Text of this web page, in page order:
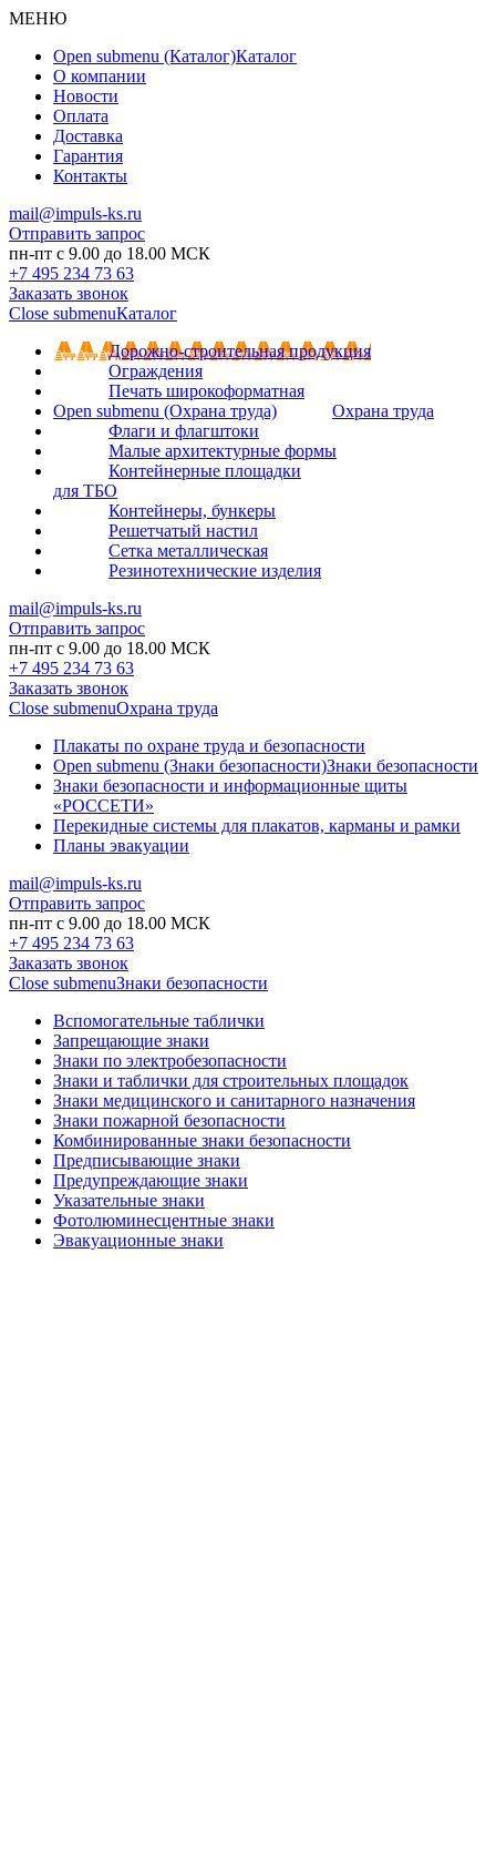
МЕНЮ
Open submenu (Каталог)Каталог
О компании
Новости
Оплата
Доставка
Гарантия
Контакты
mail@impuls-ks.ru
Отправить запрос
пн-пт с 9.00 до 18.00 МСК
+7 495 234 73 63
Заказать звонок
Close submenuКаталог
Дорожно-строительная продукция
Ограждения
Печать широкоформатная
Open submenu (Охрана труда)
Охрана труда
Флаги и флагштоки
Малые архитектурные формы
Контейнерные площадки
для ТБО
Контейнеры, бункеры
Решетчатый настил
Сетка металлическая
Резинотехнические изделия
mail@impuls-ks.ru
Отправить запрос
пн-пт с 9.00 до 18.00 МСК
+7 495 234 73 63
Заказать звонок
Close submenuОхрана труда
Плакаты по охране труда и безопасности
Open submenu (Знаки безопасности)Знаки безопасности
Знаки безопасности и информационные щиты
«РОССЕТИ»
Перекидные системы для плакатов, карманы и рамки
Планы эвакуации
mail@impuls-ks.ru
Отправить запрос
пн-пт с 9.00 до 18.00 МСК
+7 495 234 73 63
Заказать звонок
Close submenuЗнаки безопасности
Вспомогательные таблички
Запрещающие знаки
Знаки по электробезопасности
Знаки и таблички для строительных площадок
Знаки медицинского и санитарного назначения
Знаки пожарной безопасности
Комбинированные знаки безопасности
Предписывающие знаки
Предупреждающие знаки
Указательные знаки
Фотолюминесцентные знаки
Эвакуационные знаки